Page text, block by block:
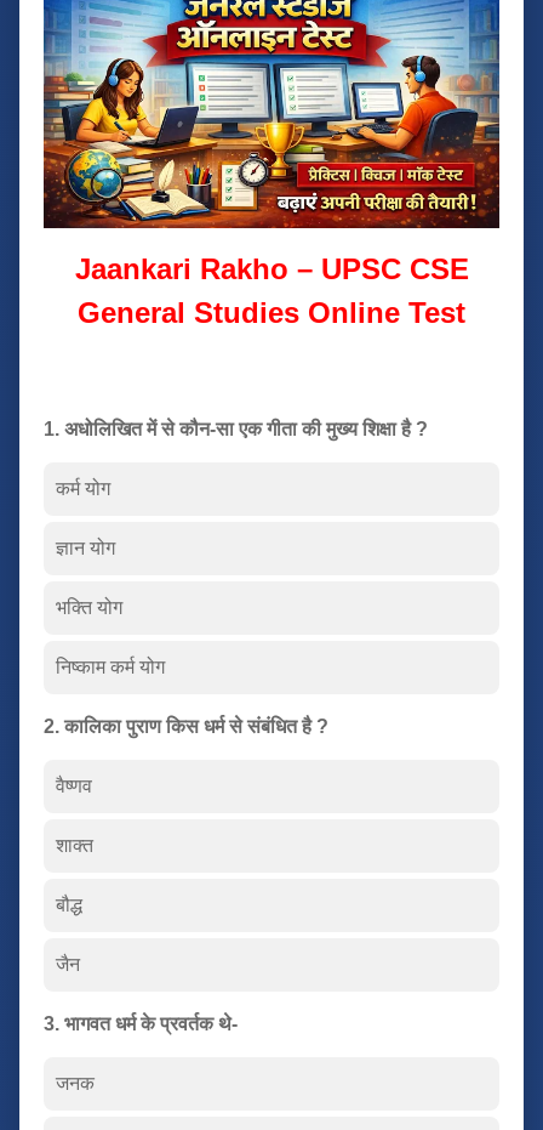
Jaankari Rakho – UPSC CSE
General Studies Online Test
1. अधोलिखित में से कौन-सा एक गीता की मुख्य शिक्षा है ?
कर्म योग
ज्ञान योग
भक्ति योग
निष्काम कर्म योग
2. कालिका पुराण किस धर्म से संबंधित है ?
वैष्णव
शाक्त
बौद्ध
जैन
3. भागवत धर्म के प्रवर्तक थे-
जनक